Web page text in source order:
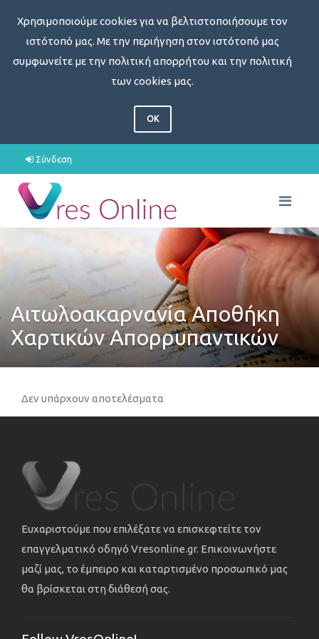
Χρησιμοποιούμε cookies για να βελτιστοποιήσουμε τον
ιστότοπό μας. Με την περιήγηση στον ιστότοπό μας
συμφωνείτε με την πολιτική απορρήτου και την πολιτική
των cookies μας.
OK
Σύνδεση
Αιτωλοακαρνανία Αποθήκη
Χαρτικών Απορρυπαντικών
Δεν υπάρχουν αποτελέσματα
Ευχαριστούμε που επιλέξατε να επισκεφτείτε τον
επαγγελματικό οδηγό Vresonline.gr. Επικοινωνήστε
μαζί μας, το έμπειρο και καταρτισμένο προσωπικό μας
θα βρίσκεται στη διάθεσή σας.